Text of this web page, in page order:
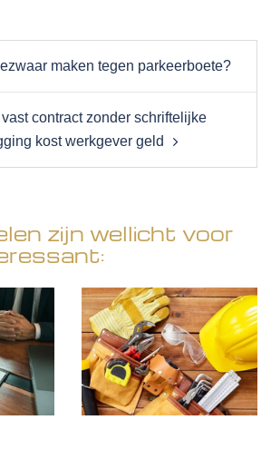
maken tegen parkeerboete?
contract zonder schriftelijke
kost werkgever geld
zijn wellicht voor